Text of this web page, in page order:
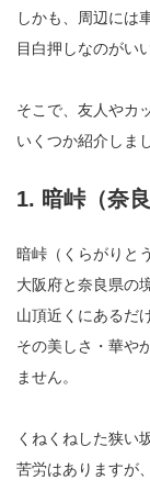
しかも、周辺には
目白押しなのがい
そこで、友人やカ
いくつか紹介しま
1. 暗峠（奈良
暗峠（くらがりと
大阪府と奈良県の
山頂近くにあるだ
その美しさ・華や
ません。
くねくねした狭い
苦労はありますが